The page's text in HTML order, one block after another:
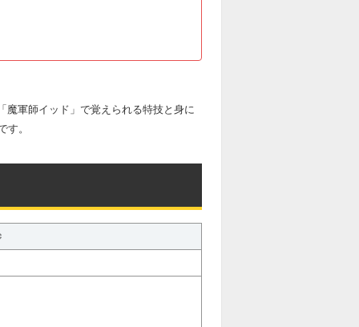
軍師イッド」で覚えられる特技と身に
。